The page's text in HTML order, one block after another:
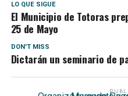
LO QUE SIGUE
El Municipio de Totoras
25 de Mayo
DON'T MISS
Dictarán un seminario de